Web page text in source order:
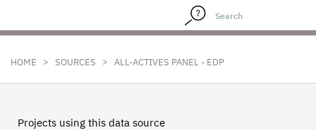
HOME > SOURCES > ALL-ACTIVES PANEL - EDP
Projects using this data source